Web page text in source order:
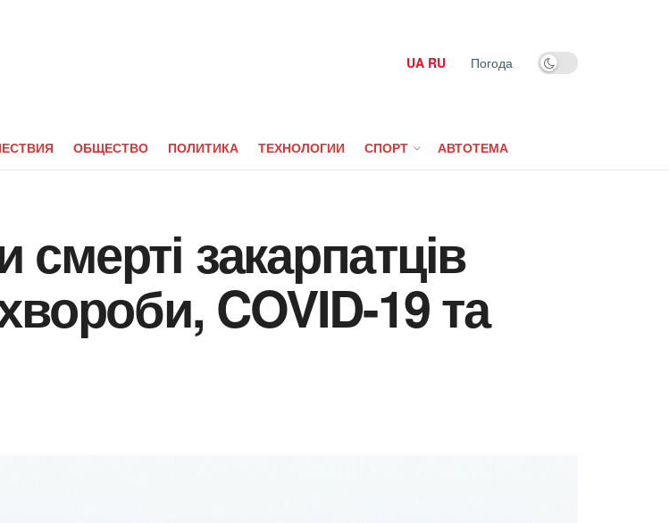
UA RU Погода
ОБЩЕСТВО ПОЛИТИКА ТЕХНОЛОГИИ СПОРТ АВТОТЕМА
закарпатців
COVID-19 та